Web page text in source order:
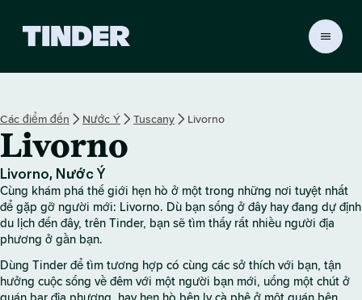
c
i
n
d
Các điểm đến Nước Ý Tuscany Livorno
Livorno
Livorno, Nước Ý
Cùng khám phá thế giới hẹn hò ở một trong những nơi tuyệt nhất
để gặp gỡ người mới: Livorno. Dù bạn sống ở đây hay đang dự định
du lịch đến đây, trên Tinder, bạn sẽ tìm thấy rất nhiều người địa
phương ở gần bạn.
Dùng Tinder để tìm tương hợp có cùng các sở thích với bạn, tận
hưởng cuộc sống về đêm với một người bạn mới, uống một chút ở